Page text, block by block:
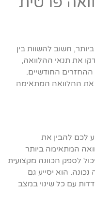
חשוב להשוות בין
את תנאי ההלוואה,
ההחזרים החודשיים.
ההלוואה המתאימה
לכם להבין את
המתאימה ביותר
לספק הכוונה מקצועית
הוא יסייע גם
עם כל שינוי במצב